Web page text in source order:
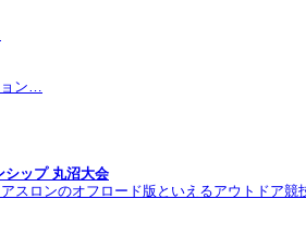
ョン…
シップ 丸沼大会
スロンのオフロード版といえるアウトドア